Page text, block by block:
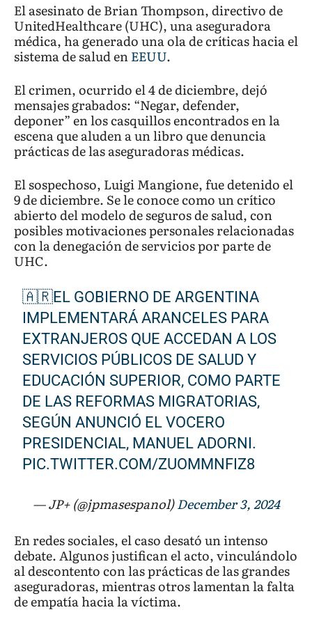
El asesinato de Brian Thompson, directivo de
UnitedHealthcare (UHC), una aseguradora
médica, ha generado una ola de críticas hacia el
sistema de salud enEEUU.
El crimen, ocurrido el 4 de diciembre, dejó
mensajes grabados: “Negar, defender,
deponer” en los casquillos encontrados en la
escena que aluden a un libro que denuncia
prácticas de las aseguradoras médicas.
El sospechoso, Luigi Mangione, fue detenido el
9 de diciembre. Se le conoce como un crítico
abierto del modelo de seguros de salud, con
posibles motivaciones personales relacionadas
con la denegación de servicios por parte de
UHC.
🇦🇷EL GOBIERNO DE ARGENTINA
IMPLEMENTARÁ ARANCELES PARA
EXTRANJEROS QUE ACCEDAN A LOS
SERVICIOS PÚBLICOS DE SALUD Y
EDUCACIÓN SUPERIOR, COMO PARTE
DE LAS REFORMAS MIGRATORIAS,
SEGÚN ANUNCIÓ EL VOCERO
PRESIDENCIAL, MANUEL ADORNI.
PIC.TWITTER.COM/ZUOMMNFIZ8
— JP+ (@jpmasespanol)December 3, 2024
En redes sociales, el caso desató un intenso
debate. Algunos justifican el acto, vinculándolo
al descontento con las prácticas de las grandes
aseguradoras, mientras otros lamentan la falta
de empatía hacia la víctima.